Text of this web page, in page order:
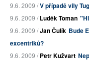
9.6. 2009 /V případě vily
9.6. 2009 /Luděk Toman
9.6. 2009 /Jan Čulík Bude
excentriků?
9.6. 2009 /Petr Kužvart